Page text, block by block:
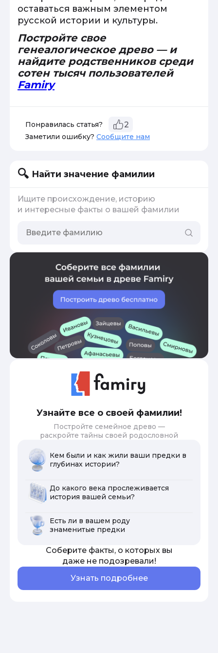
оставаться важным элементом
русской истории и культуры.
Постройте свое
генеалогическое древо — и
найдите родственников среди
сотен тысяч пользователей
Famiry
Понравилась статья? 2
Заметили ошибку? Сообщите нам
Найти значение фамилии
Ищите происхождение, историю
и интересные факты о вашей фамилии
Узнайте все о своей фамилии!
Постройте семейное древо —
раскройте тайны своей родословной
Кем были и как жили ваши предки в
глубинах истории?
До какого века прослеживается
история вашей семьи?
Есть ли в вашем роду
знаменитые предки
Соберите факты, о которых вы
даже не подозревали!
Узнать подробнее